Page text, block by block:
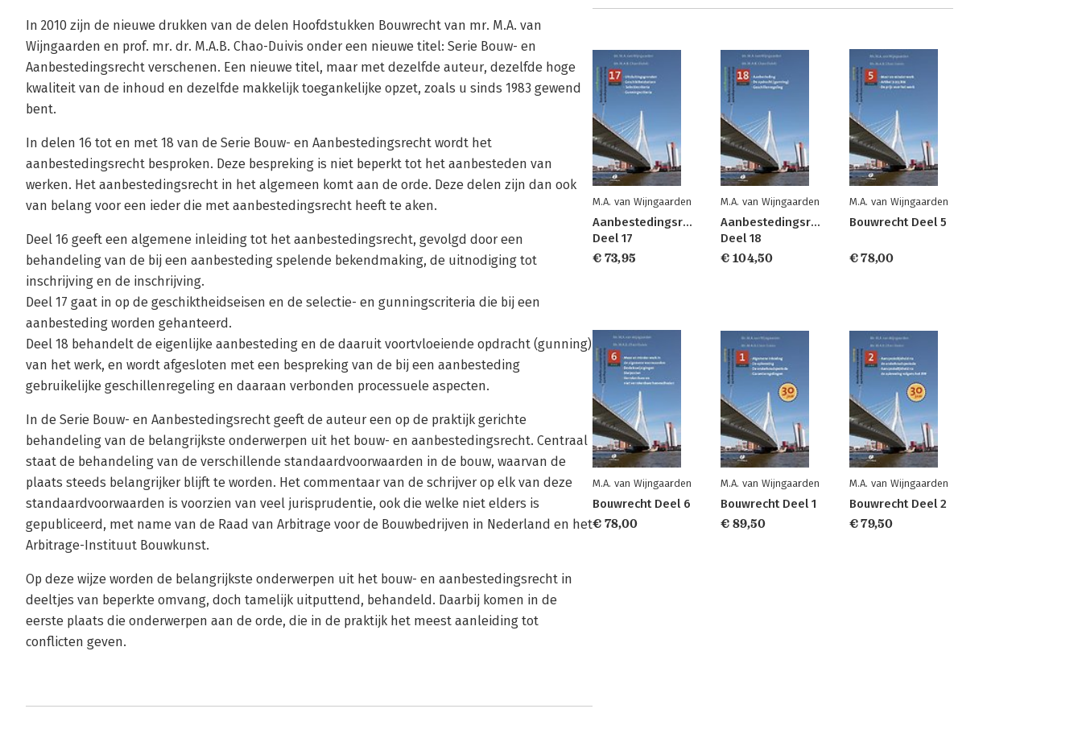
In 2010 zijn de nieuwe drukken van de delen Hoofdstukken Bouwrecht van mr. M.A. van
Wijngaarden en prof. mr. dr. M.A.B. Chao-Duivis onder een nieuwe titel: Serie Bouw- en
Aanbestedingsrecht verschenen. Een nieuwe titel, maar met dezelfde auteur, dezelfde hoge
kwaliteit van de inhoud en dezelfde makkelijk toegankelijke opzet, zoals u sinds 1983 gewend
bent.
In delen 16 tot en met 18 van de Serie Bouw- en Aanbestedingsrecht wordt het
aanbestedingsrecht besproken. Deze bespreking is niet beperkt tot het aanbesteden van
werken. Het aanbestedingsrecht in het algemeen komt aan de orde. Deze delen zijn dan ook
van belang voor een ieder die met aanbestedingsrecht heeft te aken.
Deel 16 geeft een algemene inleiding tot het aanbestedingsrecht, gevolgd door een
behandeling van de bij een aanbesteding spelende bekendmaking, de uitnodiging tot
inschrijving en de inschrijving.
Deel 17 gaat in op de geschiktheidseisen en de selectie- en gunningscriteria die bij een
aanbesteding worden gehanteerd.
Deel 18 behandelt de eigenlijke aanbesteding en de daaruit voortvloeiende opdracht (gunning)
van het werk, en wordt afgesloten met een bespreking van de bij een aanbesteding
gebruikelijke geschillenregeling en daaraan verbonden processuele aspecten.
In de Serie Bouw- en Aanbestedingsrecht geeft de auteur een op de praktijk gerichte
behandeling van de belangrijkste onderwerpen uit het bouw- en aanbestedingsrecht. Centraal
staat de behandeling van de verschillende standaardvoorwaarden in de bouw, waarvan de
plaats steeds belangrijker blijft te worden. Het commentaar van de schrijver op elk van deze
standaardvoorwaarden is voorzien van veel jurisprudentie, ook die welke niet elders is
gepubliceerd, met name van de Raad van Arbitrage voor de Bouwbedrijven in Nederland en het
Arbitrage-Instituut Bouwkunst.
Op deze wijze worden de belangrijkste onderwerpen uit het bouw- en aanbestedingsrecht in
deeltjes van beperkte omvang, doch tamelijk uitputtend, behandeld. Daarbij komen in de
eerste plaats die onderwerpen aan de orde, die in de praktijk het meest aanleiding tot
conflicten geven.
M.A. van Wijngaarden
Aanbestedingsrecht
Deel 17
€ 73,95
M.A. van Wijngaarden
Aanbestedingsrecht
Deel 18
€ 104,50
M.A. van Wijngaarden
Bouwrecht Deel 5
€ 78,00
M.A. van Wijngaarden
Bouwrecht Deel 6
€ 78,00
M.A. van Wijngaarden
Bouwrecht Deel 1
€ 89,50
M.A. van Wijngaarden
Bouwrecht Deel 2
€ 79,50